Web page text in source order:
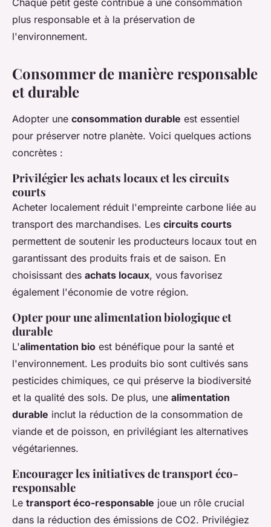
Chaque petit geste contribue à une consommation
plus responsable et à la préservation de
l'environnement.
Consommer de manière responsable
et durable
Adopter une consommation durable est essentiel
pour préserver notre planète. Voici quelques actions
concrètes :
Privilégier les achats locaux et les circuits
courts
Acheter localement réduit l'empreinte carbone liée au
transport des marchandises. Les circuits courts
permettent de soutenir les producteurs locaux tout en
garantissant des produits frais et de saison. En
choisissant des achats locaux, vous favorisez
également l'économie de votre région.
Opter pour une alimentation biologique et
durable
L'alimentation bio est bénéfique pour la santé et
l'environnement. Les produits bio sont cultivés sans
pesticides chimiques, ce qui préserve la biodiversité
et la qualité des sols. De plus, une alimentation
durable inclut la réduction de la consommation de
viande et de poisson, en privilégiant les alternatives
végétariennes.
Encourager les initiatives de transport éco-
responsable
Le transport éco-responsable joue un rôle crucial
dans la réduction des émissions de CO2. Privilégiez